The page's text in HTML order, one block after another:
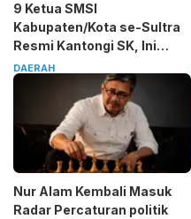
9 Ketua SMSI
Kabupaten/Kota se-Sultra
Resmi Kantongi SK, Ini
Pesan Tegas Sarjono
DAERAH
Nur Alam Kembali Masuk
Radar Percaturan politik